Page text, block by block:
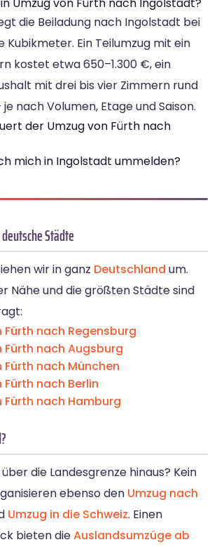
die Beiladung nach Ingolstadt bei
Kubikmeter. Ein Teilumzug mit ein
kostet etwa 650–1.300 €, ein
mit drei bis vier Zimmern rund
je nach Volumen, Etage und Saison.
der Umzug von Fürth nach
mich in Ingolstadt ummelden?
Städte
wir in ganz Deutschland um.
Nähe und die größten Städte sind
Fürth nach Regensburg
Fürth nach Augsburg
Fürth nach München
Fürth nach Berlin
Fürth nach Hamburg
die Landesgrenze hinaus? Kein
ebenso den Umzug nach
Umzug in die Schweiz. Einen
bieten dieAuslandsumzüge ab